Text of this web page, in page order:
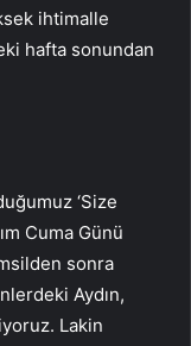
ihtimalle
hafta sonundan
‘Size
Cuma Günü
sonra
Aydın,
Lakin